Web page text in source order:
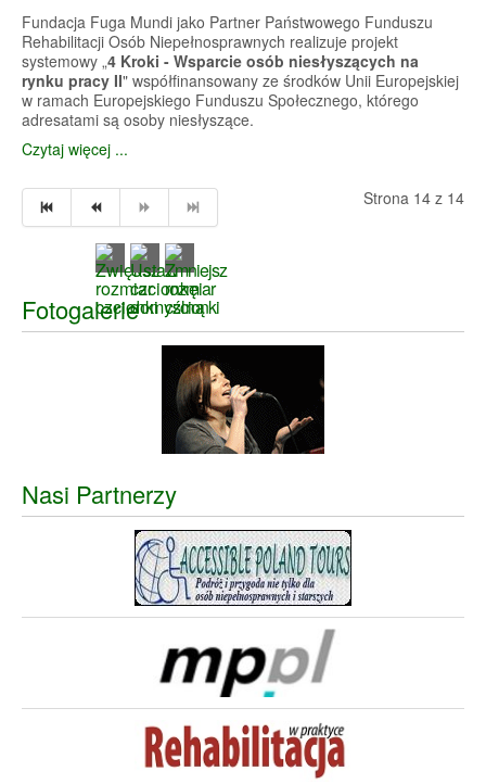
Fundacja Fuga Mundi jako Partner Państwowego Funduszu
Rehabilitacji Osób Niepełnosprawnych realizuje projekt
systemowy „4 Kroki - Wsparcie osób niesłyszących na
rynku pracy II" współfinansowany ze środków Unii Europejskiej
w ramach Europejskiego Funduszu Społecznego, którego
adresatami są osoby niesłyszące.
Czytaj więcej ...
Strona 14 z 14
Fotogalerie
Nasi Partnerzy